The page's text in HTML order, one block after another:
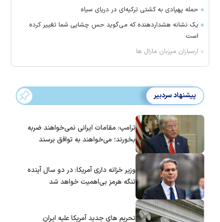
حمله پهپادی به کشتی ترکیه‌ای در دریای سیاه
یک نشانه هشداردهنده که می‌گوید حس چشایی شما تغییر کرده
است
ارسباران میزبان مارال ها
پیشنهاد سردبیر
ترامپ: مقامات ایرانی نمی‌خواهند ضربه
بخورند؛ می‌خواهند به توافق برسند
وزیر خزانه داری آمریکا: در دو سال آینده
تنگه هرمز بی‌اهمیت خواهد شد
تحریم های جدید آمریکا علیه ایران